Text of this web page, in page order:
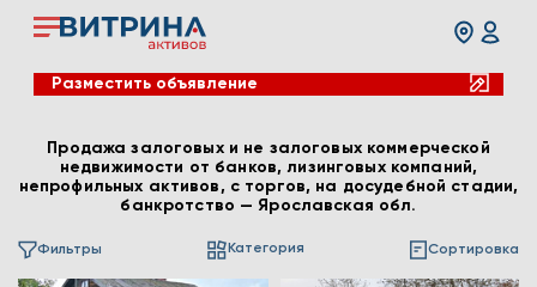
Разместить объявление
Продажа залоговых и не залоговых коммерческой
недвижимости от банков, лизинговых компаний,
непрофильных активов, с торгов, на досудебной стадии,
банкротство — Ярославская обл.
Фильтры Категория Сортировка